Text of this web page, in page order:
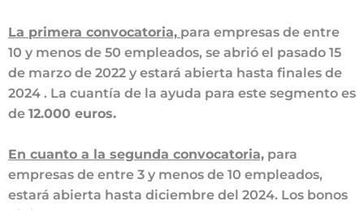
La primera convocatoria, para empresas de entre
10 y menos de 50 empleados, se abrió el pasado 15
de marzo de 2022 y estará abierta hasta finales de
2024 . La cuantía de la ayuda para este segmento es
de 12.000 euros.
En cuanto a la segunda convocatoria, para
empresas de entre 3 y menos de 10 empleados,
estará abierta hasta diciembre del 2024. Los bonos